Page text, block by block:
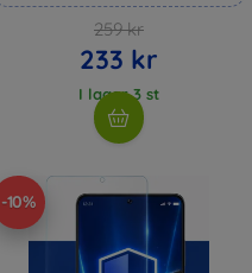
259 kr
233 kr
I lager 3 st
-10%